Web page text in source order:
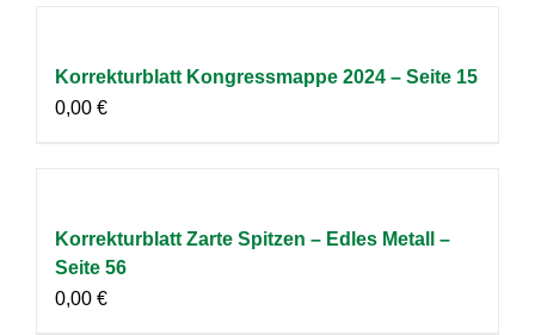
Korrekturblatt Kongressmappe 2024 – Seite 15
0,00 €
Korrekturblatt Zarte Spitzen – Edles Metall –
Seite 56
0,00 €